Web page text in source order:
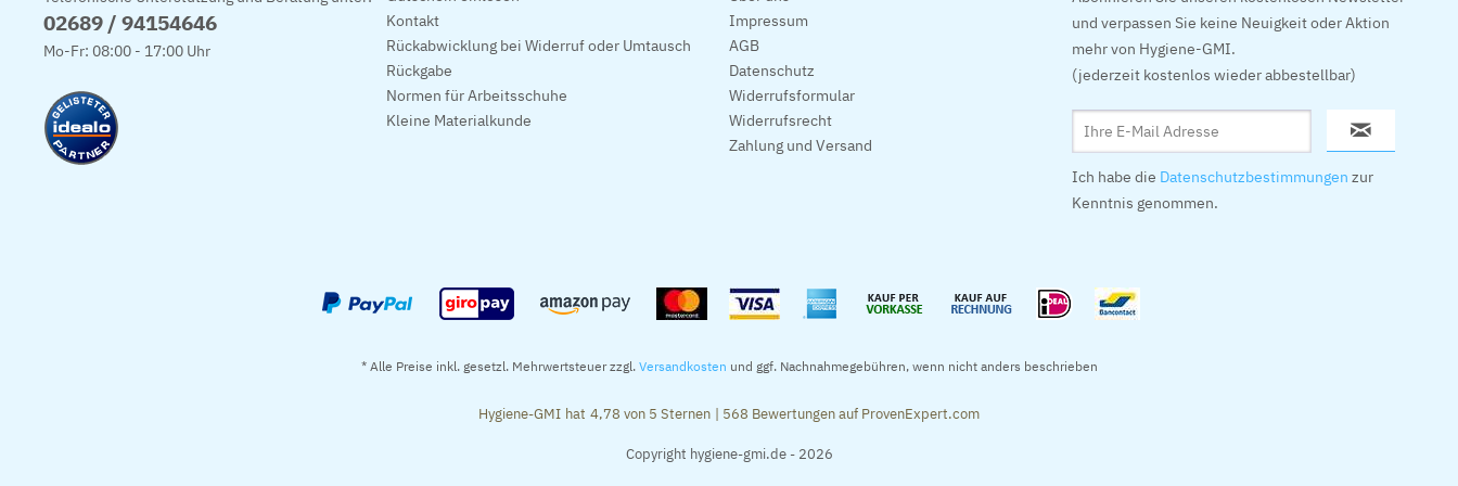
02689 / 94154646
Mo-Fr: 08:00 - 17:00 Uhr
Kontakt
Rückabwicklung bei Widerruf oder Umtausch
Rückgabe
Normen für Arbeitsschuhe
Kleine Materialkunde
Impressum
AGB
Datenschutz
Widerrufsformular
Widerrufsrecht
Zahlung und Versand
und verpassen Sie keine Neuigkeit oder Aktion
mehr von Hygiene-GMI.
(jederzeit kostenlos wieder abbestellbar)
Ich habe die Datenschutzbestimmungen zur
Kenntnis genommen.
* Alle Preise inkl. gesetzl. Mehrwertsteuer zzgl. Versandkosten und ggf. Nachnahmegebühren, wenn nicht anders beschrieben
Hygiene-GMI hat 4,78 von 5 Sternen | 568 Bewertungen auf ProvenExpert.com
Copyright hygiene-gmi.de - 2026